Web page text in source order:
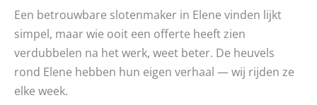
Een betrouwbare slotenmaker in Elene vinden lijkt
simpel, maar wie ooit een offerte heeft zien
verdubbelen na het werk, weet beter. De heuvels
rond Elene hebben hun eigen verhaal — wij rijden ze
elke week.